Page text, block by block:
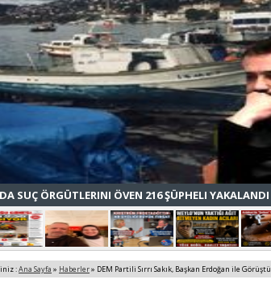
SUÇ ÖRGÜTLERINI ÖVEN 216 ŞÜPHELI YAKALANDI
:Ana Sayfa » Haberler» DEM Partili Sırrı Sakık, Başkan Erdoğan ile Görüştü